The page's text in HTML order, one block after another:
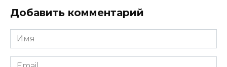
Добавить комментарий
Имя
*
Email